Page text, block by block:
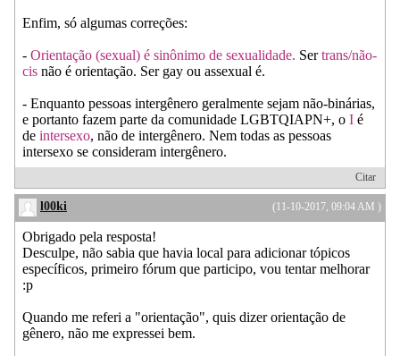
Enfim, só algumas correções:
- Orientação (sexual) é sinônimo de sexualidade. Sertrans/não-
cis não é orientação. Ser gay ou assexual é.
- Enquanto pessoas intergênero geralmente sejam não-binárias,
e portanto fazem parte da comunidade LGBTQIAPN+, o I é
de intersexo, não de intergênero. Nem todas as pessoas
intersexo se consideram intergênero.
Citar
(11-10-2017, 09:04 AM )
l00ki
Obrigado pela resposta!
Desculpe, não sabia que havia local para adicionar tópicos
específicos, primeiro fórum que participo, vou tentar melhorar
:p
Quando me referi a "orientação", quis dizer orientação de
gênero, não me expressei bem.